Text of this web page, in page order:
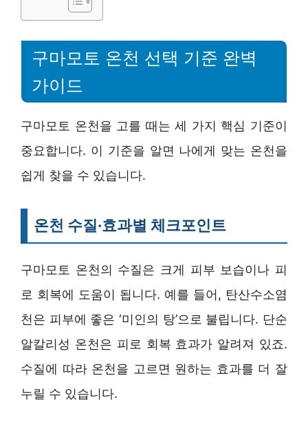
구마모토 온천 선택 기준 완벽
가이드
구마모토 온천을 고를 때는 세 가지 핵심 기준이
중요합니다. 이 기준을 알면 나에게 맞는 온천을
쉽게 찾을 수 있습니다.
온천 수질·효과별 체크포인트
구마모토 온천의 수질은 크게 피부 보습이나 피
로 회복에 도움이 됩니다. 예를 들어, 탄산수소염
천은 피부에 좋은 ‘미인의 탕’으로 불립니다. 단순
알칼리성 온천은 피로 회복 효과가 알려져 있죠.
수질에 따라 온천을 고르면 원하는 효과를 더 잘
누릴 수 있습니다.